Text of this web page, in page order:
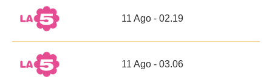
11 Ago - 02.19
11 Ago - 03.06